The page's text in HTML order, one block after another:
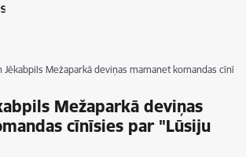
Jēkabpils Mežaparkā deviņas mamanet komandas
Mežaparkā deviņas
cīnīsies par "Lūsiju